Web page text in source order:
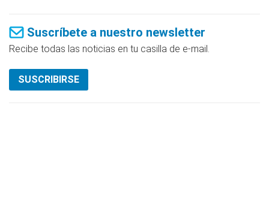
Suscríbete a nuestro newsletter
Recibe todas las noticias en tu casilla de e-mail.
SUSCRIBIRSE